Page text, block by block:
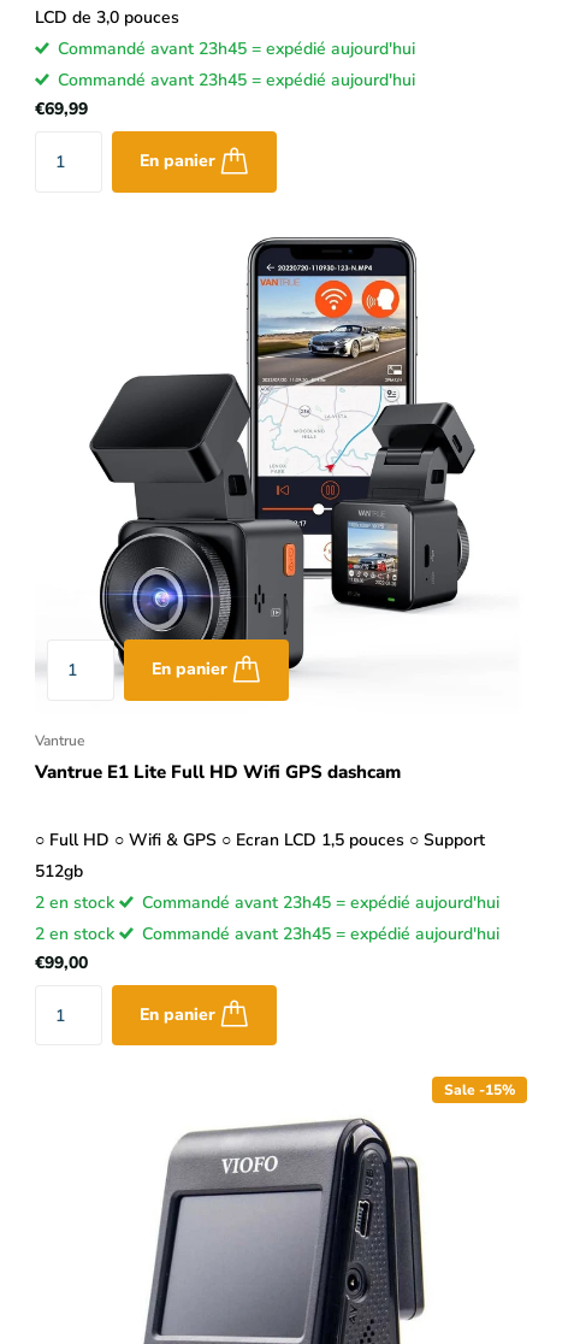
LCD de 3,0 pouces
Commandé avant 23h45 = expédié aujourd'hui
Commandé avant 23h45 = expédié aujourd'hui
€69,99
En panier
En panier
Vantrue
Vantrue E1 Lite Full HD Wifi GPS dashcam
○ Full HD ○ Wifi & GPS ○ Ecran LCD 1,5 pouces ○ Support
512gb
2 en stock
Commandé avant 23h45 = expédié aujourd'hui
2 en stock
Commandé avant 23h45 = expédié aujourd'hui
€99,00
En panier
Sale -15%